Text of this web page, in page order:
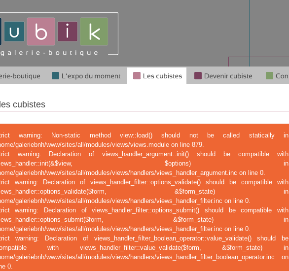
cubistes
warning: Non-static method view::load() should not be called statically in
galeriebnh/www/sites/all/modules/views/views.module on line 879.
warning: Declaration of views_handler_argument::init() should be compatible with
$options) in
galeriebnh/www/sites/all/modules/views/handlers/views_handler_argument.inc on line 0.
warning: Declaration of views_handler_filter::options_validate() should be compatible with
&$form_state) in
galeriebnh/www/sites/all/modules/views/handlers/views_handler_filter.inc on line 0.
warning: Declaration of views_handler_filter::options_submit() should be compatible with
&$form_state) in
galeriebnh/www/sites/all/modules/views/handlers/views_handler_filter.inc on line 0.
warning: Declaration of views_handler_filter_boolean_operator::value_validate() should be
with views_handler_filter::value_validate($form, &$form_state) in
galeriebnh/www/sites/all/modules/views/handlers/views_handler_filter_boolean_operator.inc on
0.